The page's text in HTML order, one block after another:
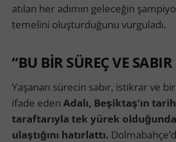
atılan her adımın geleceğin
temelini oluşturduğunu vurguladı.
“BU BİR SÜREÇ VE
Yaşanan sürecin sabır, istikrar ve
ifade eden Adalı, Beşiktaş’ın
taraftarıyla tek yürek olduğunda
ulaştığını hatırlattı.